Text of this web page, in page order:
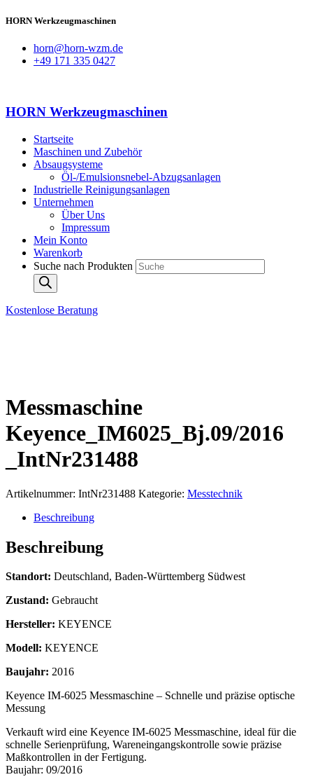
HORN Werkzeugmaschinen
horn@horn-wzm.de
+49 171 335 0427
HORN Werkzeugmaschinen
Startseite
Maschinen und Zubehör
Absaugsysteme
Öl-/Emulsionsnebel-Abzugsanlagen
Industrielle Reinigungsanlagen
Unternehmen
Über Uns
Impressum
Mein Konto
Warenkorb
Suche nach Produkten
Kostenlose Beratung
Messmaschine
Keyence_IM6025_Bj.09/2016
_IntNr231488
Artikelnummer: IntNr231488 Kategorie: Messtechnik
Beschreibung
Beschreibung
Standort: Deutschland, Baden-Württemberg Südwest
Zustand: Gebraucht
Hersteller: KEYENCE
Modell: KEYENCE
Baujahr: 2016
Keyence IM-6025 Messmaschine – Schnelle und präzise optische
Messung
Verkauft wird eine Keyence IM-6025 Messmaschine, ideal für die
schnelle Serienprüfung, Wareneingangskontrolle sowie präzise
Maßkontrollen in der Fertigung.
Baujahr: 09/2016